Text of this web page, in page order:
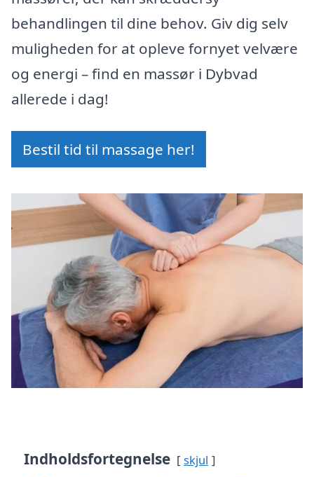
behandlingen til dine behov. Giv dig selv
muligheden for at opleve fornyet velvære
og energi – find en massør i Dybvad
allerede i dag!
Bestil tid til massage her!
Indholdsfortegnelse skjul